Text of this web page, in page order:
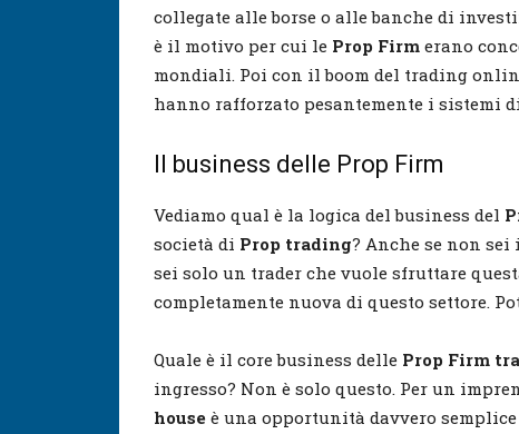
collegate alle borse o alle banche di
è il motivo per cui le Prop Firm erano
mondiali. Poi con il boom del trading
hanno rafforzato pesantemente i sistemi
Il business delle Prop Firm
Vediamo qual è la logica del business del
società di Prop trading? Anche se non
sei solo un trader che vuole sfruttare
completamente nuova di questo settore.
Quale è il core business delle Prop Firm
ingresso? Non è solo questo. Per un
house è una opportunità davvero